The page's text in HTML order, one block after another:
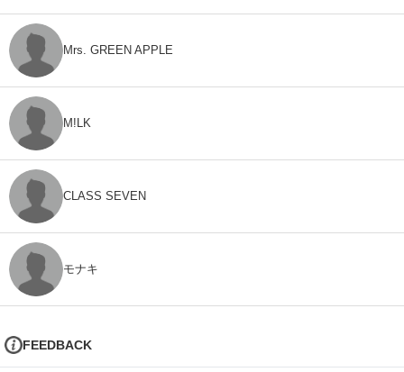
Mrs. GREEN APPLE
M!LK
CLASS SEVEN
モナキ
FEEDBACK